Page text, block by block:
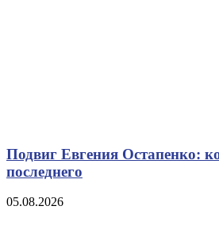
Подвиг Евгения Остапенко:
последнего
05.08.2026